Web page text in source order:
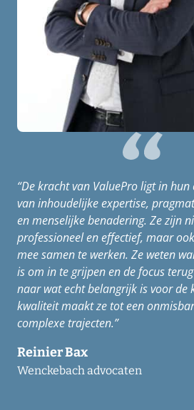
“De kracht van ValuePro ligt in
van inhoudelijke expertise,
en menselijke benadering. Ze zijn
professioneel en effectief, maar
mee samen te werken. Ze weten
is om in te grijpen en de focus
naar wat echt belangrijk is voor de
kwaliteit maakt ze tot een
complexe trajecten.”
Reinier Bax
Wenckebach advocaten